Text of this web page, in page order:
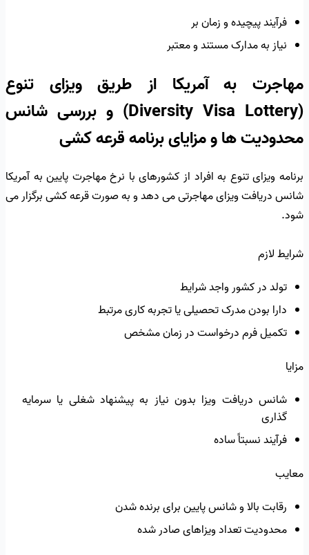
فرآیند پیچیده و زمان بر
نیاز به مدارک مستند و معتبر
مهاجرت به آمریکا از طریق ویزای تنوع
(Diversity Visa Lottery) و بررسی شانس
محدودیت ها و مزایای برنامه قرعه کشی
برنامه ویزای تنوع به افراد از کشورهای با نرخ مهاجرت پایین به آمریکا
شانس دریافت ویزای مهاجرتی می دهد و به صورت قرعه کشی برگزار می
شود.
شرایط لازم
تولد در کشور واجد شرایط
دارا بودن مدرک تحصیلی یا تجربه کاری مرتبط
تکمیل فرم درخواست در زمان مشخص
مزایا
شانس دریافت ویزا بدون نیاز به پیشنهاد شغلی یا سرمایه
گذاری
فرآیند نسبتاً ساده
معایب
رقابت بالا و شانس پایین برای برنده شدن
محدودیت تعداد ویزاهای صادر شده